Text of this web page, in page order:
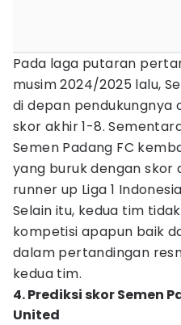
Pada laga putaran
musim 2024/2025 lalu,
di depan pendukungnya
skor akhir 1-8.
Semen Padang FC
yang buruk dengan skor
runner up Liga 1
Selain itu, kedua tim
kompetisi apapun baik
dalam pertandingan
kedua tim.
4. Prediksi skor Semen
United